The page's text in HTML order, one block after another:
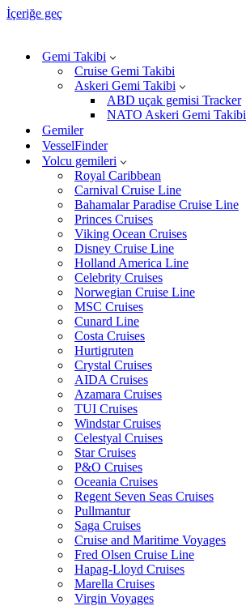
İçeriğe geç
Gemi Takibi
Cruise Gemi Takibi
Askeri Gemi Takibi
ABD uçak gemisi Tracker
NATO Askeri Gemi Takibi
Gemiler
VesselFinder
Yolcu gemileri
Royal Caribbean
Carnival Cruise Line
Bahamalar Paradise Cruise Line
Princes Cruises
Viking Ocean Cruises
Disney Cruise Line
Holland America Line
Celebrity Cruises
Norwegian Cruise Line
MSC Cruises
Cunard Line
Costa Cruises
Hurtigruten
Crystal Cruises
AIDA Cruises
Azamara Cruises
TUI Cruises
Windstar Cruises
Celestyal Cruises
Star Cruises
P&O Cruises
Oceania Cruises
Regent Seven Seas Cruises
Pullmantur
Saga Cruises
Cruise and Maritime Voyages
Fred Olsen Cruise Line
Hapag-Lloyd Cruises
Marella Cruises
Virgin Voyages